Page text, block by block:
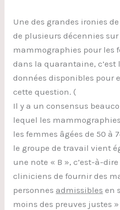
Une des grandes ironies
de plusieurs décennies
mammographies pour les
dans la quarantaine,
données disponibles pour
cette question. (
Il y a un consensus
lequel les
les femmes âgées de 50 à
le groupe de travail vient
une note « B », c’est-à-
cliniciens de fournir des
personnesadmissibles en
moins des preuves justes